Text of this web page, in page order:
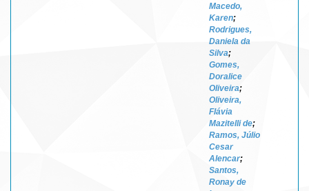
Macedo,
Karen;
Rodrigues,
Daniela da
Silva;
Gomes,
Doralice
Oliveira;
Oliveira,
Flávia
Mazitelli de;
Ramos, Júlio
Cesar
Alencar;
Santos,
Ronay de